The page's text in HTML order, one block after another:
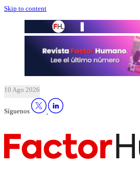
Skip to content
10 Ago 2026
Síguenos